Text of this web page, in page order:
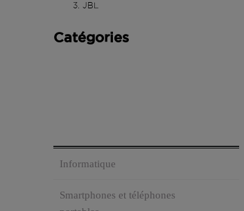
JBL
Catégories
Informatique
Smartphones et téléphones